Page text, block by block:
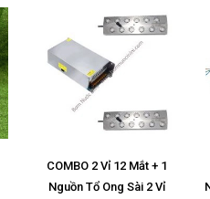
COMBO 2 Vỉ 12 Mắt + 1
Nguồn Tổ Ong Sài 2 Vỉ